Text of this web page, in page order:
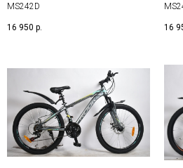
MS242D
16 950 р. 16